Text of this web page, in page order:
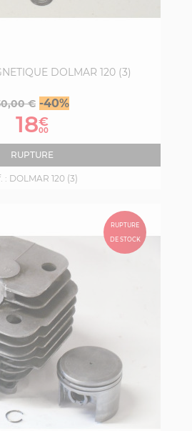
DOLMAR 120 (3)
base
€ -40%Prix
18€
00
RUPTURE
: DOLMAR 120 (3)
RUPTURE
DE STOCK